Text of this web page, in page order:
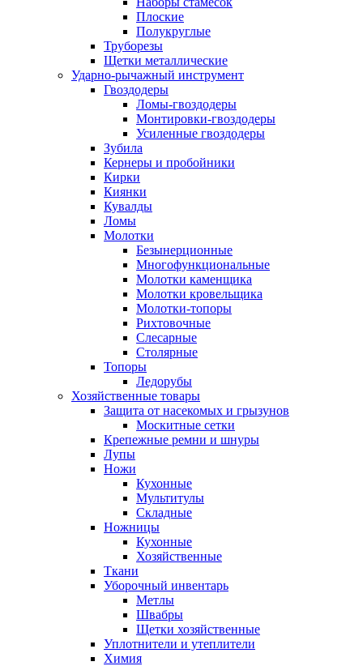
Плоские
Полукруглые
Труборезы
Щетки металлические
Ударно-рычажный инструмент
Гвоздодеры
Ломы-гвоздодеры
Монтировки-гвоздодеры
Усиленные гвоздодеры
Зубила
Кернеры и пробойники
Кирки
Киянки
Кувалды
Ломы
Молотки
Безынерционные
Многофункциональные
Молотки каменщика
Молотки кровельщика
Молотки-топоры
Рихтовочные
Слесарные
Столярные
Топоры
Ледорубы
Хозяйственные товары
Защита от насекомых и грызунов
Москитные сетки
Крепежные ремни и шнуры
Лупы
Ножи
Кухонные
Мультитулы
Складные
Ножницы
Кухонные
Хозяйственные
Ткани
Уборочный инвентарь
Метлы
Швабры
Щетки хозяйственные
Уплотнители и утеплители
Химия